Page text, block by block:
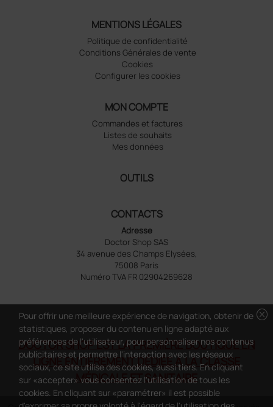
MENTIONS LÉGALES
Politique de confidentialité
Conditions Générales de vente
Cookies
Configurer les cookies
MON COMPTE
Commandes et factures
Listes de souhaits
Mes données
OUTILS
CONTACTS
Adresse
Doctor Shop SAS
34 avenue des Champs Elysées,
75008 Paris
Numéro TVA FR 02904269628
DOCTOR SHOP EST LA PREMIÈRE BOUTIQUE EN
LIGNE ENTIÈREMENT DÉDIÉE À LA CLASSE
MÉDICALE ET SANITAIRE
cancel
Pour offrir une meilleure expérience de navigation, obtenir de
statistiques, proposer du contenu en ligne adapté aux
préférences de l'utilisateur, pour personnaliser nos contenus
publicitaires et permettre l'interaction avec les réseaux
sociaux, ce site utilise des cookies, aussi tiers. En cliquant
sur «accepter» vous consentez l'utilisation de tous les
cookies. En cliquant sur «paramétrer» il est possible